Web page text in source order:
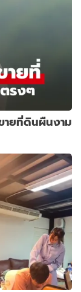
ายที่ดินผืนงาม